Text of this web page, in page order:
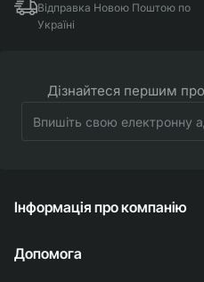
Відправка Новою Поштою по
Україні
Дізнайтеся першим
свою
Інформація про компанію
Допомога